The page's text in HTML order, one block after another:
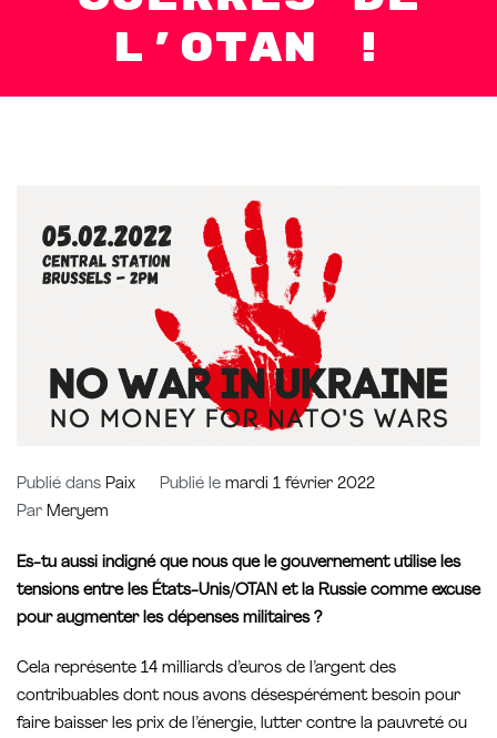
l’OTAN !
Publié dans Paix Publié le mardi 1 février 2022
Par Meryem
Es-tu aussi indigné que nous que le gouvernement utilise les
tensions entre les États-Unis/OTAN et la Russie comme excuse
pour augmenter les dépenses militaires ?
Cela représente 14 milliards d’euros de l’argent des
contribuables dont nous avons désespérément besoin pour
faire baisser les prix de l’énergie, lutter contre la pauvreté ou